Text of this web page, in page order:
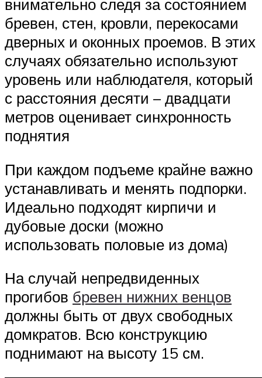
внимательно следя за состоянием
бревен, стен, кровли, перекосами
дверных и оконных проемов. В этих
случаях обязательно используют
уровень или наблюдателя, который
с расстояния десяти – двадцати
метров оценивает синхронность
поднятия
При каждом подъеме крайне важно
устанавливать и менять подпорки.
Идеально подходят кирпичи и
дубовые доски (можно
использовать половые из дома)
На случай непредвиденных
прогибов бревен нижних венцов
должны быть от двух свободных
домкратов. Всю конструкцию
поднимают на высоту 15 см.